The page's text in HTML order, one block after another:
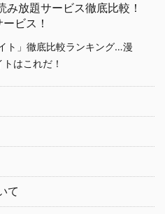
み放題サービス徹底比較！
ビス！
ト」徹底比較ランキング…漫
はこれだ！
て